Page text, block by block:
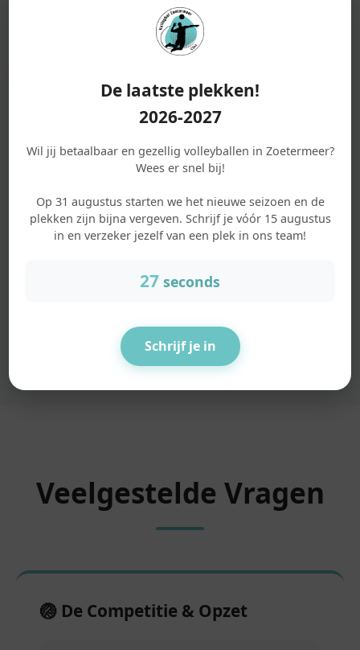
De laatste plekken!
2026-2027
Wil jij betaalbaar en gezellig volleyballen in Zoetermeer?
Wees er snel bij!
Op 31 augustus starten we het nieuwe seizoen en de
plekken zijn bijna vergeven. Schrijf je vóór 15 augustus
in en verzeker jezelf van een plek in ons team!
26 seconds
Schrijf je in
ClubCollect). Zo houd je altijd zelf de controle.
Financieel overzicht:
Jaarlijkse contributie:
€ 65,- per seizoen
Aantal speelrondes:± 30 avonden
Willem-Alexanderplantsoen 4,
Veelgestelde Vragen
🏐 De Competitie & Opzet